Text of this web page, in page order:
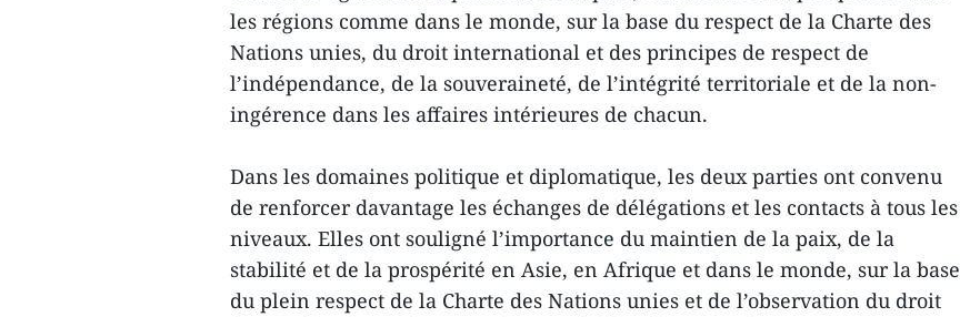
les régions comme dans le monde, sur la base du respect de la Charte des
Nations unies, du droit international et des principes de respect de
l’indépendance, de la souveraineté, de l’intégrité territoriale et de la non-
ingérence dans les affaires intérieures de chacun.
Dans les domaines politique et diplomatique, les deux parties ont convenu
de renforcer davantage les échanges de délégations et les contacts à tous les
niveaux. Elles ont souligné l’importance du maintien de la paix, de la
stabilité et de la prospérité en Asie, en Afrique et dans le monde, sur la base
du plein respect de la Charte des Nations unies et de l’observation du droit